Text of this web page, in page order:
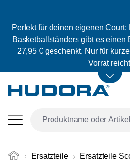
Perfekt für deinen eigenen
Basketballständers gibt es einen
27,95 € geschenkt. Nur für
Vorrat
Ersatzteile Ersatzteile